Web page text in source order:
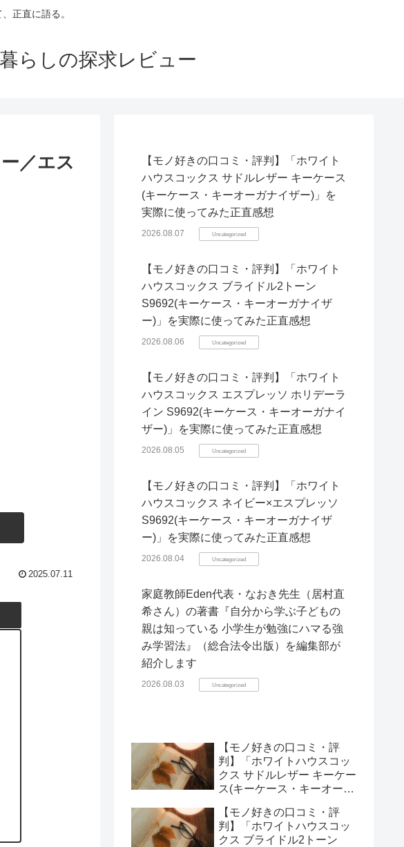
正直に語る。
らしの探求レビュー
／エス
2025.07.11
【モノ好きの口コミ・評判】「ホワイト
ハウスコックス サドルレザー キーケース
(キーケース・キーオーガナイザー)」を
実際に使ってみた正直感想
2026.08.07 Uncategorized
【モノ好きの口コミ・評判】「ホワイト
ハウスコックス ブライドル2トーン
S9692(キーケース・キーオーガナイザ
ー)」を実際に使ってみた正直感想
2026.08.06 Uncategorized
【モノ好きの口コミ・評判】「ホワイト
ハウスコックス エスプレッソ ホリデーラ
イン S9692(キーケース・キーオーガナイ
ザー)」を実際に使ってみた正直感想
2026.08.05 Uncategorized
【モノ好きの口コミ・評判】「ホワイト
ハウスコックス ネイビー×エスプレッソ
S9692(キーケース・キーオーガナイザ
ー)」を実際に使ってみた正直感想
2026.08.04 Uncategorized
家庭教師Eden代表・なおき先生（居村直
希さん）の著書『自分から学ぶ子どもの
親は知っている 小学生が勉強にハマる強
み学習法』（総合法令出版）を編集部が
紹介します
2026.08.03 Uncategorized
【モノ好きの口コミ・評
判】「ホワイトハウスコッ
クス サドルレザー キーケー
ス(キーケース・キーオーガ
みた正直感想
【モノ好きの口コミ・評
判】「ホワイトハウスコッ
クス ブライドル2トーン